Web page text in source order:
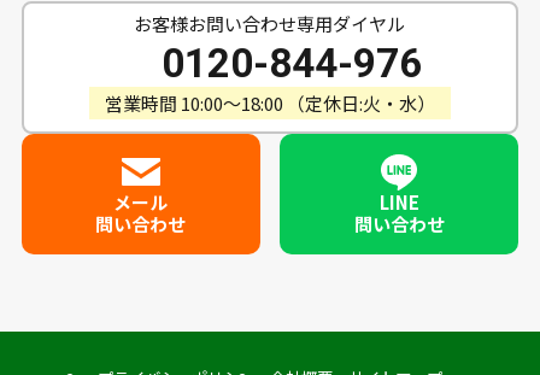
お客様お問い合わせ専用ダイヤル
0120-844-976
営業時間 10:00〜18:00 （定休日:火・水）
メール
問い合わせ
LINE
問い合わせ